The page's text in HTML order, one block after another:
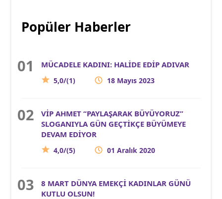
Popüler Haberler
MÜCADELE KADINI: HALİDE EDİP ADIVAR
5,0/(1) 18 Mayıs 2023
VİP AHMET “PAYLAŞARAK BÜYÜYORUZ”
SLOGANIYLA GÜN GEÇTİKÇE BÜYÜMEYE
DEVAM EDİYOR
4,0/(5) 01 Aralık 2020
8 MART DÜNYA EMEKÇİ KADINLAR GÜNÜ
KUTLU OLSUN!